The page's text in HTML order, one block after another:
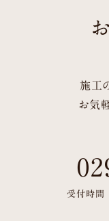
施工
お気
受付時間